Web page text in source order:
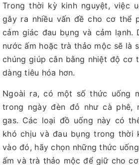
Trong thời kỳ kinh nguyệt, việc
gây ra nhiều vấn đề cho cơ thể
cảm giác đau bụng và cảm lạnh.
nước ấm hoặc trà thảo mộc sẽ là
chúng giúp cân bằng nhiệt độ cơ
dàng tiêu hóa hơn.
Ngoài ra, có một số thức uống
trong ngày đèn đỏ như cà phê,
gas. Các loại đồ uống này có
khó chịu và đau bụng trong thời
vào đó, hãy chọn những thức
ấm và trà thảo mộc để giữ cho